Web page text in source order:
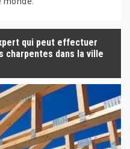
qui peut effectuer
charpentes dans la ville